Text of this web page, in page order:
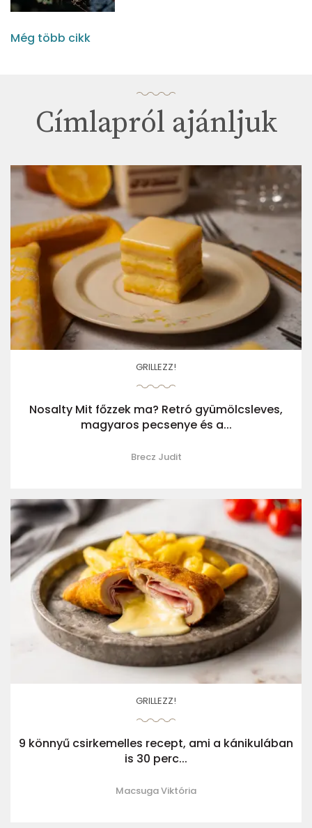
Még több cikk
Címlapról ajánljuk
GRILLEZZ!
Nosalty Mit főzzek ma? Retró gyümölcsleves,
magyaros pecsenye és a...
Brecz Judit
GRILLEZZ!
9 könnyű csirkemelles recept, ami a kánikulában
is 30 perc...
Macsuga Viktória